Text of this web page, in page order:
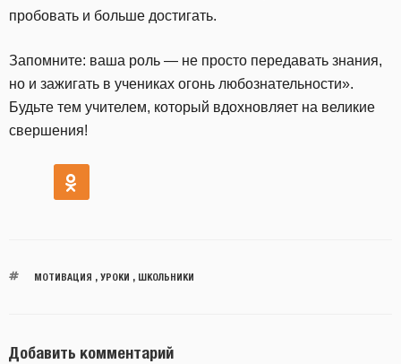
пробовать и больше достигать.
Запомните: ваша роль — не просто передавать знания,
но и зажигать в учениках огонь любознательности».
Будьте тем учителем, который вдохновляет на великие
свершения!
МОТИВАЦИЯ УРОКИ ШКОЛЬНИКИ
Добавить комментарий